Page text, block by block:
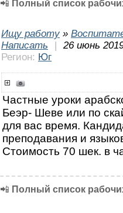
📲 Полный список
Ищу работу »
Написать
|
26 июнь
Регион: Юг
Частные уроки
Беэр- Шеве или по
для вас время.
преподавания и
Стоимость 70 шек. в
📲 Полный список